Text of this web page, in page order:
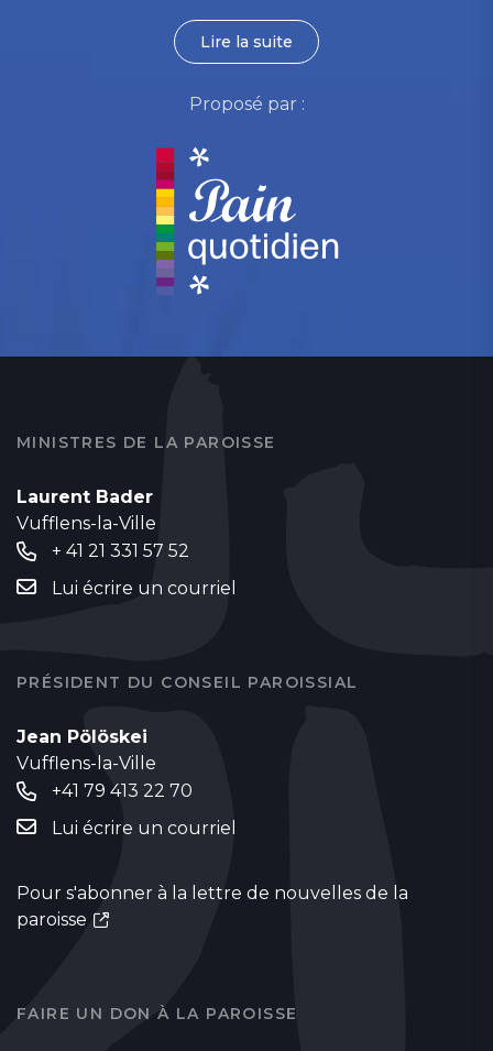
Lire la suite
Proposé par :
MINISTRES DE LA PAROISSE
Laurent Bader
Vufflens-la-Ville
+ 41 21 331 57 52
Lui écrire un courriel
PRÉSIDENT DU CONSEIL PAROISSIAL
Jean Pölöskei
Vufflens-la-Ville
+41 79 413 22 70
Lui écrire un courriel
Pour s'abonner à la lettre de nouvelles de la
paroisse
FAIRE UN DON À LA PAROISSE